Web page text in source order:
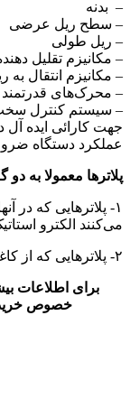
– بدنه
– سطح ریل عرضی
– ریل طولی
– مکانیزم تقلیل
– مکانیزم انتقال
– محرک‌های قدرتمند
– سیستم کنترل سخت
جهت کارائی ایده
عملکرد دستگاه
پلاترها معمولا به
۱- پلاترهایی که در
می‌کنند الکترو
۲- پلاترهایی که از کاغذهای معمولی استفاده می‌کنند.
برای اطلاعات
خصوص خرید